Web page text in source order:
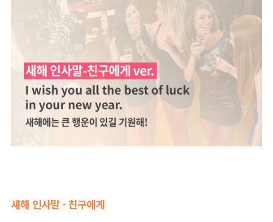
새해 인사말 - 친구에게